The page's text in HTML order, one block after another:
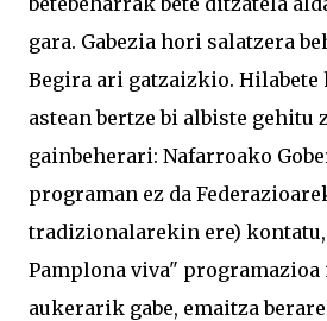
gara. Gabezia hori salatzera
Begira ari gatzaizkio. Hilabete
astean bertze bi albiste
gainbeherari: Nafarroako
programan ez da
tradizionalarekin ere) kontatu,
Pamplona viva" programazioa
aukerarik gabe, emaitza